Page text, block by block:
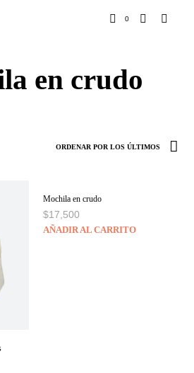
0
en crudo
Mochila en crudo
$17,500
AÑADIR AL CARRITO